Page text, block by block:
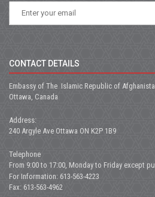
CONTACT DETAILS
Embassy of The Islamic Republic of
Ottawa, Canada
Address:
240 Argyle Ave Ottawa ON K2P 1B9
Telephone
From 9:00 to 17:00, Monday to Friday except
For Information: 613-563-4223
Fax: 613-563-4962